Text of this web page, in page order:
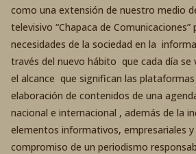
como una extensión de nuestro medio
televisivo “Chapaca de Comunicaciones”
necesidades de la sociedad en la
través del nuevo hábito que cada día se
el alcance que significan las
elaboración de contenidos de una
nacional e internacional , además de la
elementos informativos, empresariales
compromiso de un periodismo